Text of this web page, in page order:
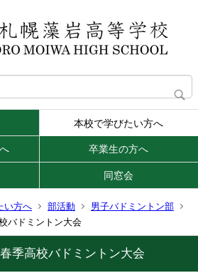
本校で学びたい方へ
卒業生の方へ
同窓会
い方へ 部活動
男子バドミントン部
バドミントン大会
季高校バドミントン大会